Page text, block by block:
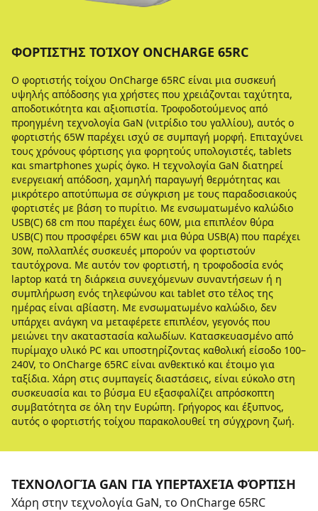
ΦΟΡΤΙΣΤΉΣ ΤΟΊΧΟΥ ONCHARGE 65RC
Ο φορτιστής τοίχου OnCharge 65RC είναι μια συσκευή
υψηλής απόδοσης για χρήστες που χρειάζονται ταχύτητα,
αποδοτικότητα και αξιοπιστία. Τροφοδοτούμενος από
προηγμένη τεχνολογία GaN (νιτρίδιο του γαλλίου), αυτός ο
φορτιστής 65W παρέχει ισχύ σε συμπαγή μορφή. Επιταχύνει
τους χρόνους φόρτισης για φορητούς υπολογιστές, tablets
και smartphones χωρίς όγκο. Η τεχνολογία GaN διατηρεί
ενεργειακή απόδοση, χαμηλή παραγωγή θερμότητας και
μικρότερο αποτύπωμα σε σύγκριση με τους παραδοσιακούς
φορτιστές με βάση το πυρίτιο. Με ενσωματωμένο καλώδιο
USB(C) 68 cm που παρέχει έως 60W, μια επιπλέον θύρα
USB(C) που προσφέρει 65W και μια θύρα USB(A) που παρέχει
30W, πολλαπλές συσκευές μπορούν να φορτιστούν
ταυτόχρονα. Με αυτόν τον φορτιστή, η τροφοδοσία ενός
laptop κατά τη διάρκεια συνεχόμενων συναντήσεων ή η
συμπλήρωση ενός τηλεφώνου και tablet στο τέλος της
ημέρας είναι αβίαστη. Με ενσωματωμένο καλώδιο, δεν
υπάρχει ανάγκη να μεταφέρετε επιπλέον, γεγονός που
μειώνει την ακαταστασία καλωδίων. Κατασκευασμένο από
πυρίμαχο υλικό PC και υποστηρίζοντας καθολική είσοδο 100–
240V, το OnCharge 65RC είναι ανθεκτικό και έτοιμο για
ταξίδια. Χάρη στις συμπαγείς διαστάσεις, είναι εύκολο στη
συσκευασία και το βύσμα EU εξασφαλίζει απρόσκοπτη
συμβατότητα σε όλη την Ευρώπη. Γρήγορος και έξυπνος,
αυτός ο φορτιστής τοίχου παρακολουθεί τη σύγχρονη ζωή.
ΤΕΧΝΟΛΟΓΊΑ GAN ΓΙΑ ΥΠΕΡΤΑΧΕΊΑ ΦΌΡΤΙΣΗ
Χάρη στην τεχνολογία GaN, το OnCharge 65RC